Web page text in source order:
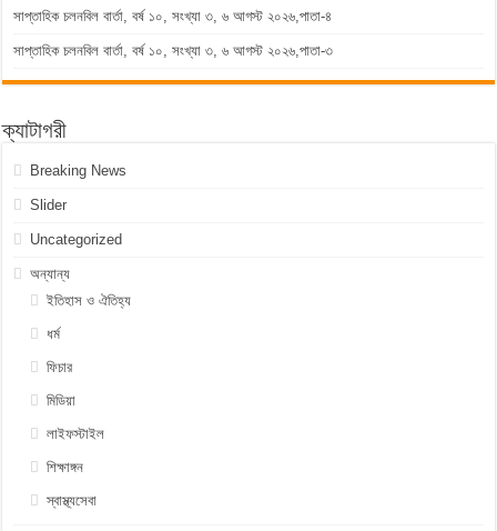
সাপ্তাহিক চলনবিল বার্তা, বর্ষ ১০, সংখ্যা ৩, ৬ আগস্ট ২০২৬,পাতা-৪
সাপ্তাহিক চলনবিল বার্তা, বর্ষ ১০, সংখ্যা ৩, ৬ আগস্ট ২০২৬,পাতা-৩
ক্যাটাগরী
Breaking News
Slider
Uncategorized
অন্যান্য
ইতিহাস ও ঐতিহ্য
ধর্ম
ফিচার
মিডিয়া
লাইফস্টাইল
শিক্ষাঙ্গন
স্বাস্থ্যসেবা